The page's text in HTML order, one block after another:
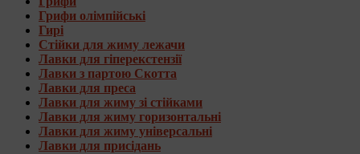
Грифи олімпійські
Гирі
Стійки для жиму лежачи
Лавки для гіперекстензії
Лавки з партою Скотта
Лавки для преса
Лавки для жиму зі стійками
Лавки для жиму горизонтальні
Лавки для жиму універсальні
Лавки для присідань